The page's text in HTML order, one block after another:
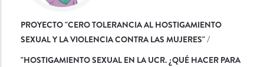
PROYECTO "CERO TOLERANCIA AL HOSTIGAMIENTO
SEXUAL Y LA VIOLENCIA CONTRA LAS MUJERES"/
"HOSTIGAMIENTO SEXUAL EN LA UCR. ¿QUÉ HACER PARA